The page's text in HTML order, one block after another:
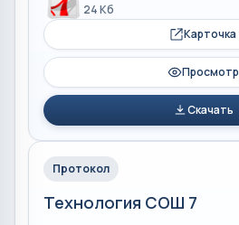
24 Кб
Карточка
Просмотр
Скачать
Протокол
Технология СОШ 7